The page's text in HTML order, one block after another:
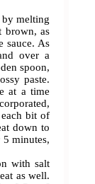
melting
brown, as
sauce. As
over a
spoon,
paste.
at a time
bit of
down to
minutes,
with salt
as well.